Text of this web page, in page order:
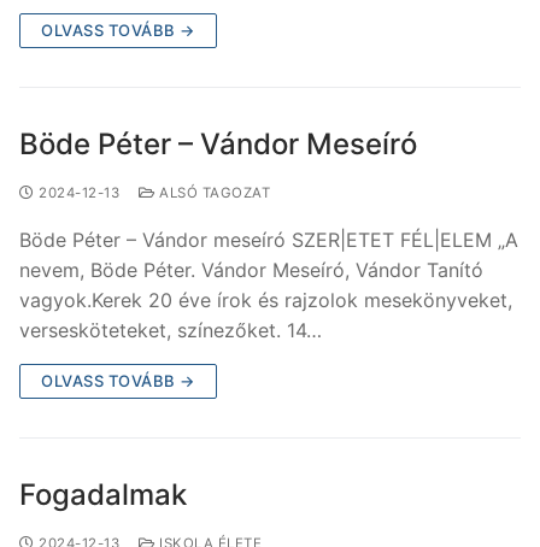
OLVASS TOVÁBB →
Böde Péter – Vándor Meseíró
2024-12-13 ALSÓ TAGOZAT
Böde Péter – Vándor meseíró SZER|ETET FÉL|ELEM „A
nevem, Böde Péter. Vándor Meseíró, Vándor Tanító
vagyok.Kerek 20 éve írok és rajzolok mesekönyveket,
versesköteteket, színezőket. 14…
OLVASS TOVÁBB →
Fogadalmak
2024-12-13 ISKOLA ÉLETE